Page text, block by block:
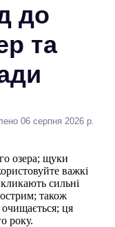
до
та
06 серпня 2026 р.
озера; щуки
важкі
сильні
також
ця
року.